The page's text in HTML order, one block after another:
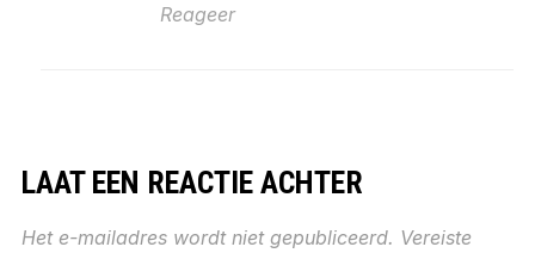
Reageer
LAAT EEN REACTIE ACHTER
Het e-mailadres wordt niet gepubliceerd. Vereiste